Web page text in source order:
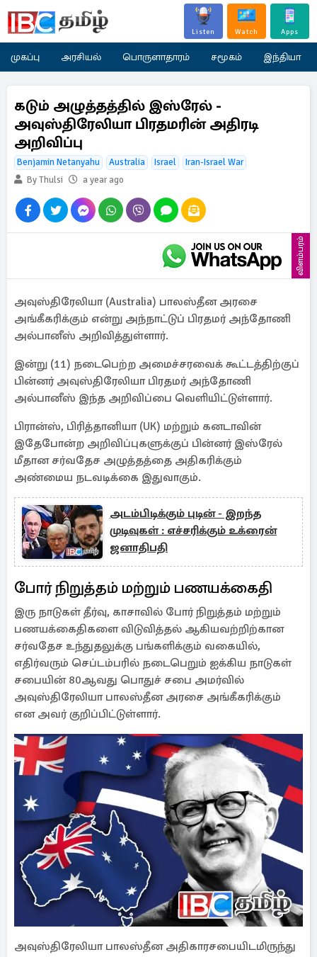
Listen Watch Apps
முகப்பு அரசியல் பொருளாதாரம் சமூகம் இந்தியா
கடும் அழுத்தத்தில் இஸ்ரேல் -
அவுஸ்திரேலியா பிரதமரின் அதிரடி
அறிவிப்பு
Benjamin Netanyahu Australia Israel
Iran-Israel War
By Thulsi
a year ago
விளம்பரம்
அவுஸ்திரேலியா (Australia) பாலஸ்தீன அரசை
அங்கீகரிக்கும் என்று அந்நாட்டுப் பிரதமர் அந்தோணி
அல்பானீஸ் அறிவித்துள்ளார்.
இன்று (11) நடைபெற்ற அமைச்சரவைக் கூட்டத்திற்குப்
பின்னர் அவுஸ்திரேலியா பிரதமர் அந்தோணி
அல்பானீஸ் இந்த அறிவிப்பை வெளியிட்டுள்ளார்.
பிரான்ஸ், பிரித்தானியா (UK) மற்றும் கனடாவின்
இதேபோன்ற அறிவிப்புகளுக்குப் பின்னர் இஸ்ரேல்
மீதான சர்வதேச அழுத்தத்தை அதிகரிக்கும்
அண்மைய நடவடிக்கை இதுவாகும்.
அடம்பிடிக்கும் புடின் - இறந்த
முடிவுகள் : எச்சரிக்கும் உக்ரைன்
ஜனாதிபதி
போர் நிறுத்தம் மற்றும் பணயக்கைதி
இரு நாடுகள் தீர்வு, காசாவில் போர் நிறுத்தம் மற்றும்
பணயக்கைதிகளை விடுவித்தல் ஆகியவற்றிற்கான
சர்வதேச உந்துதலுக்கு பங்களிக்கும் வகையில்,
எதிர்வரும் செப்டம்பரில் நடைபெறும் ஐக்கிய நாடுகள்
சபையின் 80ஆவது பொதுச் சபை அமர்வில்
அவுஸ்திரேலியா பாலஸ்தீன அரசை அங்கீகரிக்கும்
என அவர் குறிப்பிட்டுள்ளார்.
அவுஸ்திரேலியா பாலஸ்தீன அதிகாரசபையிடமிருந்து